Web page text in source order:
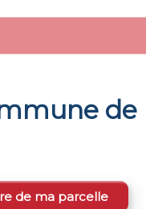
de
de ma parcelle